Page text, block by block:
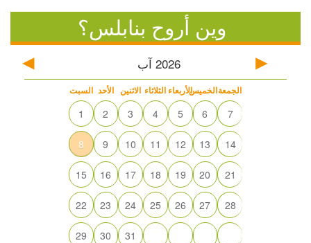
وين أروح بنابلس؟
2026 آب
السبت الأحد الاثنين الثلاثاء الأربعاءالخميسالجمعة
1 2 3 4 5 6 7
8 9 10 11 12 13 14
15 16 17 18 19 20 21
22 23 24 25 26 27 28
29 30 31